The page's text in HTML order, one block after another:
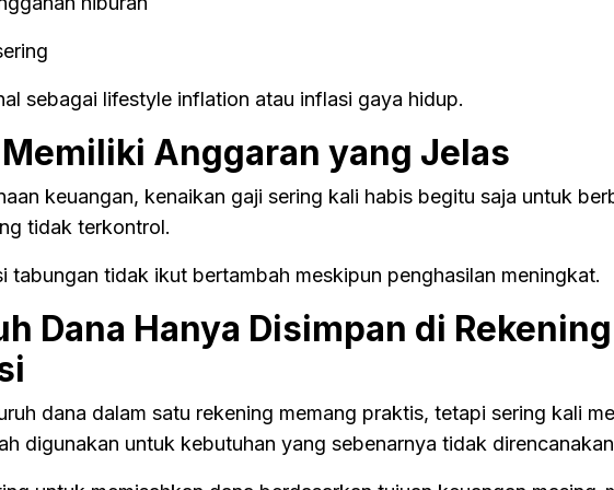
sebagai lifestyle inflation atau inflasi gaya hidup.
Anggaran yang Jelas
keuangan, kenaikan gaji sering kali habis begitu saja untuk
tidak terkontrol.
tabungan tidak ikut bertambah meskipun penghasilan meningkat.
Dana Hanya Disimpan di Rekening
dana dalam satu rekening memang praktis, tetapi sering kali
digunakan untuk kebutuhan yang sebenarnya tidak